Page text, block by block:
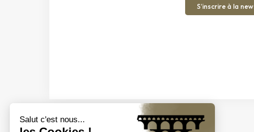
S’inscrire à la
Découvrez nos